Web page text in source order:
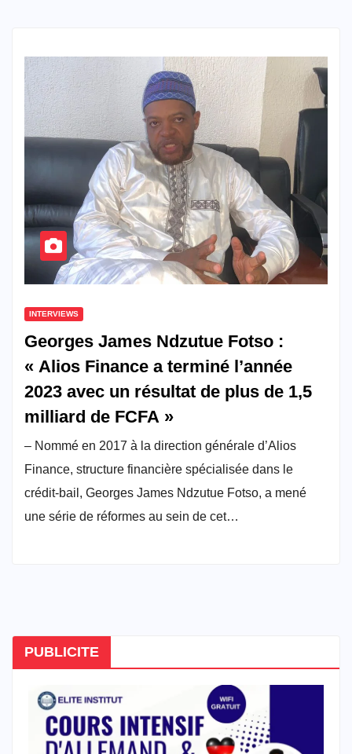
INTERVIEWS
Georges James Ndzutue Fotso :
« Alios Finance a terminé l’année
2023 avec un résultat de plus de 1,5
milliard de FCFA »
– Nommé en 2017 à la direction générale d’Alios
Finance, structure financière spécialisée dans le
crédit-bail, Georges James Ndzutue Fotso, a mené
une série de réformes au sein de cet…
PUBLICITE